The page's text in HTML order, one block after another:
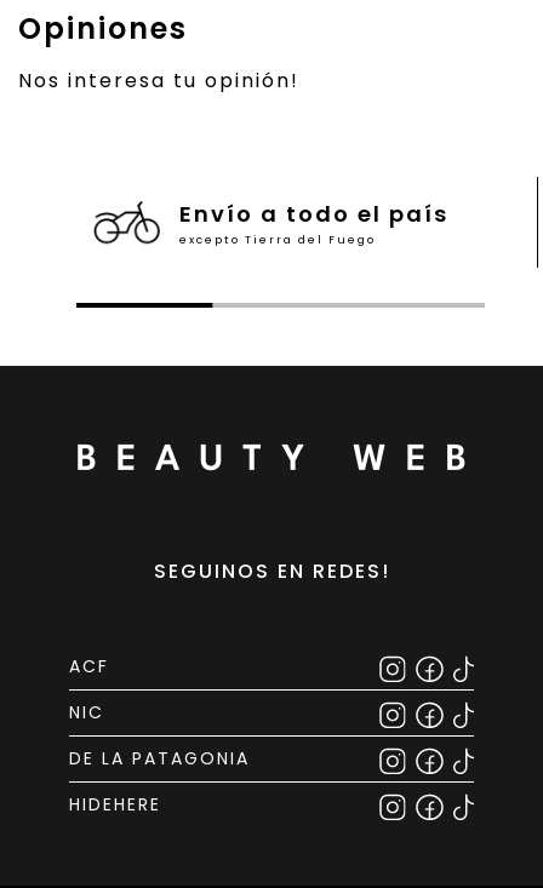
Opiniones
Nos interesa tu opinión!
Envío a todo el país
excepto Tierra del Fuego
SEGUINOS EN REDES!
ACF
NIC
DE LA PATAGONIA
HIDEHERE